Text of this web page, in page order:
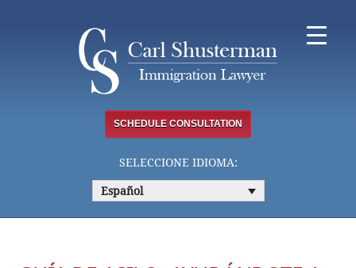
SCHEDULE CONSULTATION
SELECCIONE IDIOMA:
Español